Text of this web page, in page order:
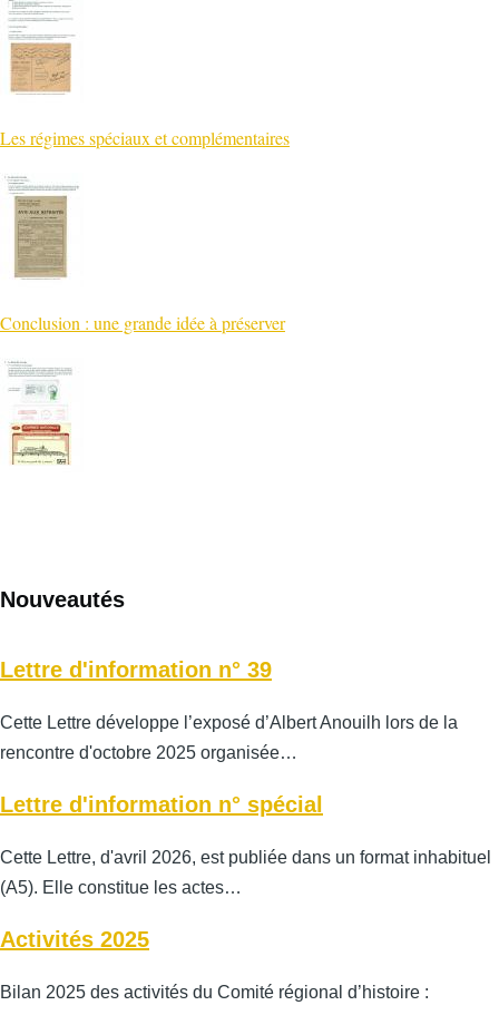
Les régimes spéciaux et complémentaires
Conclusion : une grande idée à préserver
Nouveautés
Lettre d'information n° 39
Cette Lettre développe l’exposé d’Albert Anouilh lors de la
rencontre d'octobre 2025 organisée…
Lettre d'information n° spécial
Cette Lettre, d'avril 2026, est publiée dans un format inhabituel
(A5). Elle constitue les actes…
Activités 2025
Bilan 2025 des activités du Comité régional d’histoire :